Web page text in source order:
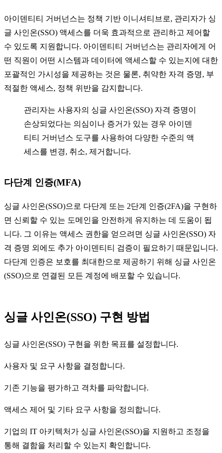
아이덴티티 거버넌스는 정책 기반 이니셔티브로, 관리자가 싱
글 사인온(SSO) 액세스를 더욱 효과적으로 관리하고 제어할
수 있도록 지원합니다. 아이덴티티 거버넌스는 관리자에게 어
떤 직원이 어떤 시스템과 데이터에 액세스할 수 있는지에 대한
포괄적인 가시성을 제공하는 것은 물론, 취약한 자격 증명, 부
적절한 액세스, 정책 위반을 감지합니다.
관리자는 사용자의 싱글 사인온(SSO) 자격 증명이
손상되었다는 의심이나 증거가 있는 경우 아이덴
티티 거버넌스 도구를 사용하여 다양한 수준의 액
세스를 변경, 취소, 제거합니다.
다단계 인증(MFA)
싱글 사인온(SSO)으로 다단계 또는 2단계 인증(2FA)을 구현하
면 신뢰할 수 있는 도메인을 안전하게 유지하는 데 도움이 됩
니다. 그 이유는 액세스 권한을 얻으려면 싱글 사인온(SSO) 자
격 증명 외에도 추가 아이덴티티 검증이 필요하기 때문입니다.
다단계 인증은 보호를 최대한으로 제공하기 위해 싱글 사인온
(SSO)으로 연결된 모든 계정에 배포할 수 있습니다.
싱글 사인온(SSO) 구현 방법
싱글 사인온(SSO) 구현을 위한 목표를 설정합니다.
사용자 및 요구 사항을 결정합니다.
기존 기능을 평가하고 격차를 파악합니다.
액세스 제어 및 기타 요구 사항을 정의합니다.
기업의 IT 아키텍처가 싱글 사인온(SSO)을 지원하고 조정을
통해 결함을 처리할 수 있는지 확인합니다.